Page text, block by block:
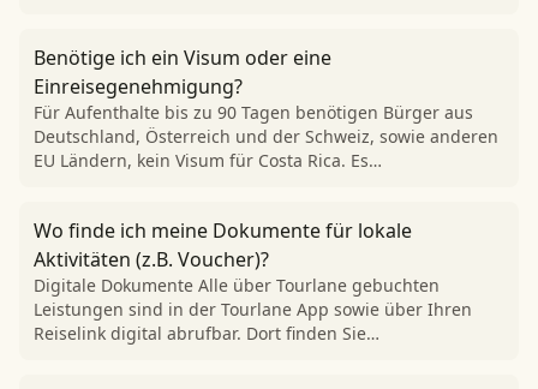
Benötige ich ein Visum oder eine
Einreisegenehmigung?
Für Aufenthalte bis zu 90 Tagen benötigen Bürger aus
Deutschland, Österreich und der Schweiz, sowie anderen
EU Ländern, kein Visum für Costa Rica. Es…
Wo finde ich meine Dokumente für lokale
Aktivitäten (z.B. Voucher)?
Digitale Dokumente Alle über Tourlane gebuchten
Leistungen sind in der Tourlane App sowie über Ihren
Reiselink digital abrufbar. Dort finden Sie…